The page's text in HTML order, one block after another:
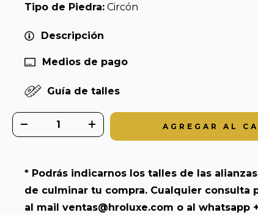
Tipo de Piedra: Circón
Descripción
Medios de pago
Guía de talles
* Podrás indicarnos los talles de las
de culminar tu compra. Cualquier consulta
al mail ventas@hroluxe.com o al whatsapp